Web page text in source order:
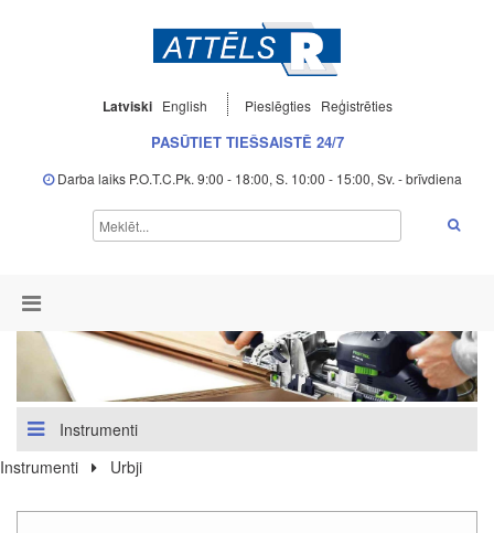
Latviski English Pieslēgties Reģistrēties
PASŪTIET TIEŠSAISTĒ 24/7
Darba laiks P.O.T.C.Pk. 9:00 - 18:00, S. 10:00 - 15:00, Sv. - brīvdiena
Instrumenti
Instrumenti
Urbji